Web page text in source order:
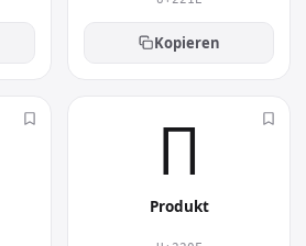
Kopieren
∏︎
Produkt